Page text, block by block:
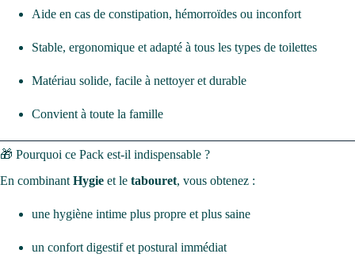
Aide en cas de constipation, hémorroïdes ou inconfort
Stable, ergonomique et adapté à tous les types de toilettes
Matériau solide, facile à nettoyer et durable
Convient à toute la famille
🎁 Pourquoi ce Pack est-il indispensable ?
En combinant Hygie et le tabouret, vous obtenez :
une hygiène intime plus propre et plus saine
un confort digestif et postural immédiat